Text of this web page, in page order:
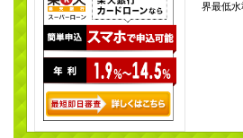
界最低水